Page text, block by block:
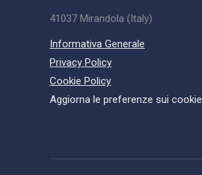
41037 Mirandola (Italy)
Informativa Generale
Privacy Policy
Cookie Policy
Aggiorna le preferenze sui cookie